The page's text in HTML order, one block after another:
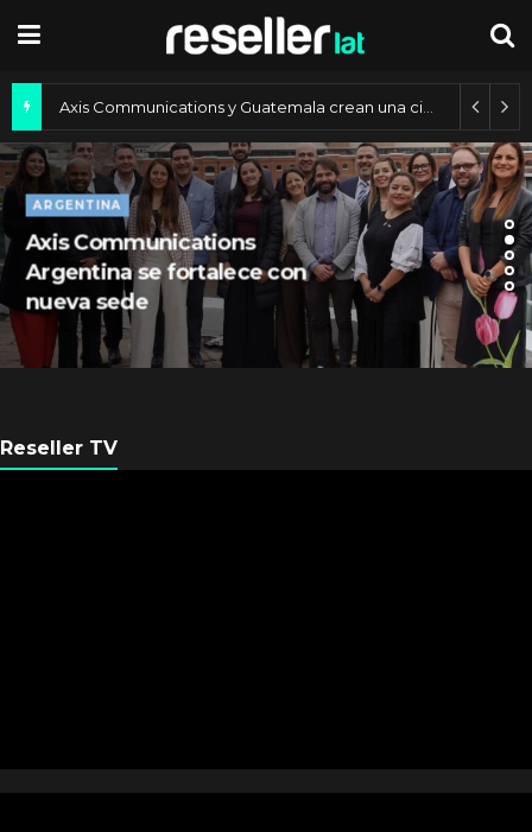
ARGENTINA
Axis Communications
Argentina se fortalece con
nueva sede
Reseller TV